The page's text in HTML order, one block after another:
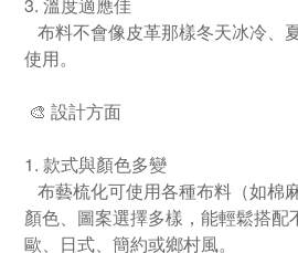
布料不會像皮革那樣冬天冰冷、
使用。
🎨 設計方面
1. 款式與顏色多變
布藝梳化可使用各種布料（如棉
顏色、圖案選擇多樣，能輕鬆搭配
歐、日式、簡約或鄉村風。